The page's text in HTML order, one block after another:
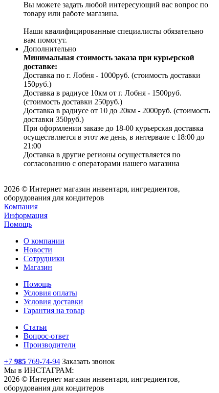
Вы можете задать любой интересующий вас вопрос по
товару или работе магазина.
Наши квалифицированные специалисты обязательно
вам помогут.
Дополнительно
Минимальная стоимость заказа при курьерской
доставке:
Доставка по г. Лобня - 1000руб. (стоимость доставки
150руб.)
Доставка в радиусе 10км от г. Лобня - 1500руб.
(стоимость доставки 250руб.)
Доставка в радиусе от 10 до 20км - 2000руб. (стоимость
доставки 350руб.)
При оформлении заказе до 18-00 курьерская доставка
осуществляется в этот же день, в интервале с 18:00 до
21:00
Доставка в другие регионы осуществляется по
согласованию с операторами нашего магазина
2026 © Интернет магазин инвентаря, ингредиентов,
оборудования для кондитеров
Компания
Информация
Помощь
О компании
Новости
Сотрудники
Магазин
Помощь
Условия оплаты
Условия доставки
Гарантия на товар
Статьи
Вопрос-ответ
Производители
+7 985 769-74-94 Заказать звонок
Мы в ИНСТАГРАМ:
2026 © Интернет магазин инвентаря, ингредиентов,
оборудования для кондитеров